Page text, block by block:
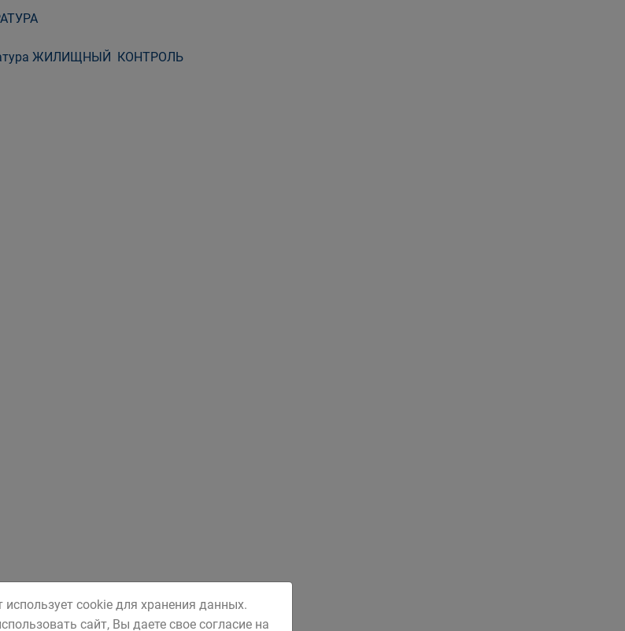
ЖИЛИЩНЫЙ КОНТРОЛЬ
использует cookie для хранения данных.
сайт, Вы даете свое согласие на